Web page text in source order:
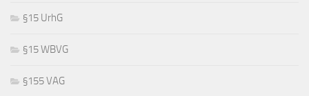
§15 UrhG
§15 WBVG
§155 VAG